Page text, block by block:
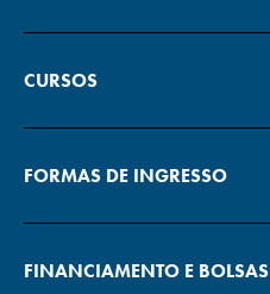
CURSOS
FORMAS DE INGRESSO
FINANCIAMENTO E BOLSAS